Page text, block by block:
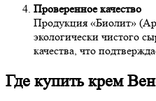
Проверенное качество
Продукция «Биолит»
экологически чистого
качества, что
Где купить крем